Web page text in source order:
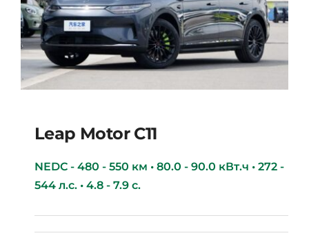
Leap Motor С11
Leap Motor С11
NEDC - 480 - 550 км • 80.0 - 90.0 кВт.ч • 272 -
544 л.с. • 4.8 - 7.9 с.